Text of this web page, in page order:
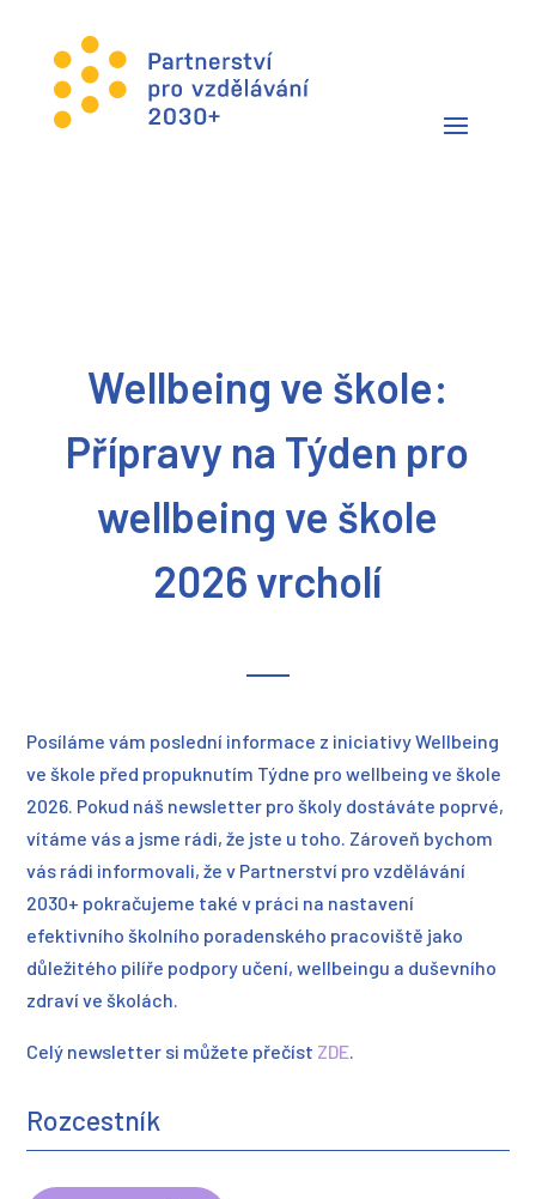
Wellbeing ve škole:
Přípravy na Týden pro
wellbeing ve škole
2026 vrcholí
Posíláme vám poslední informace z iniciativy Wellbeing
ve škole před propuknutím Týdne pro wellbeing ve škole
2026. Pokud náš newsletter pro školy dostáváte poprvé,
vítáme vás a jsme rádi, že jste u toho. Zároveň bychom
vás rádi informovali, že v Partnerství pro vzdělávání
2030+ pokračujeme také v práci na nastavení
efektivního školního poradenského pracoviště jako
důležitého pilíře podpory učení, wellbeingu a duševního
zdraví ve školách.
Celý newsletter si můžete přečíst ZDE.
Rozcestník